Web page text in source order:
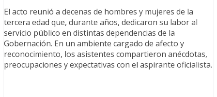
El acto reunió a decenas de hombres y mujeres de la
tercera edad que, durante años, dedicaron su labor al
servicio público en distintas dependencias de la
Gobernación. En un ambiente cargado de afecto y
reconocimiento, los asistentes compartieron anécdotas,
preocupaciones y expectativas con el aspirante oficialista.